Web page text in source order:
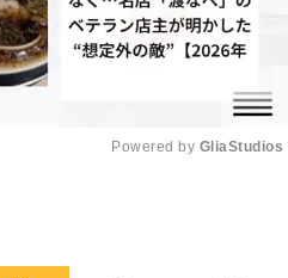
Powered by GliaStudios